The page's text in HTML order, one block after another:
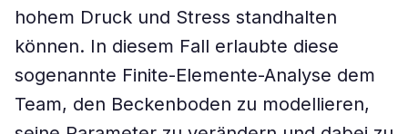
hohem Druck und Stress standhalten
können. In diesem Fall erlaubte diese
sogenannte Finite-Elemente-Analyse dem
Team, den Beckenboden zu modellieren,